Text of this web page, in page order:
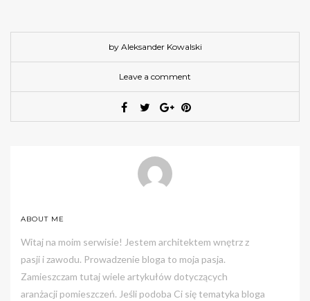
by Aleksander Kowalski
Leave a comment
ABOUT ME
Witaj na moim serwisie! Jestem architektem wnętrz z
pasji i zawodu. Prowadzenie bloga to moja pasja.
Zamieszczam tutaj wiele artykułów dotyczących
aranżacji pomieszczeń. Jeśli podoba Ci się tematyka bloga